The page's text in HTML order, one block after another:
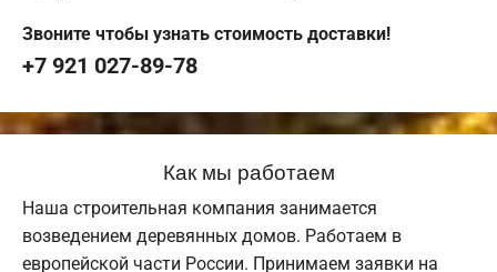
Звоните чтобы узнать стоимость доставки!
+7 921 027-89-78
Как мы работаем
Наша строительная компания занимается
возведением деревянных домов. Работаем в
европейской части России. Принимаем заявки на